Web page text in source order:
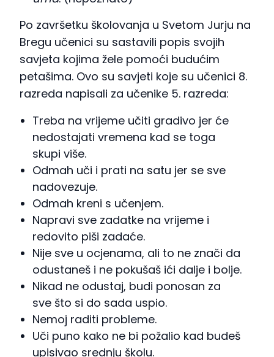
Po završetku školovanja u Svetom Jurju na
Bregu učenici su sastavili popis svojih
savjeta kojima žele pomoći budućim
petašima. Ovo su savjeti koje su učenici 8.
razreda napisali za učenike 5. razreda:
Treba na vrijeme učiti gradivo jer će
nedostajati vremena kad se toga
skupi više.
Odmah uči i prati na satu jer se sve
nadovezuje.
Odmah kreni s učenjem.
Napravi sve zadatke na vrijeme i
redovito piši zadaće.
Nije sve u ocjenama, ali to ne znači da
odustaneš i ne pokušaš ići dalje i bolje.
Nikad ne odustaj, budi ponosan za
sve što si do sada uspio.
Nemoj raditi probleme.
Uči puno kako ne bi požalio kad budeš
upisivao srednju školu.